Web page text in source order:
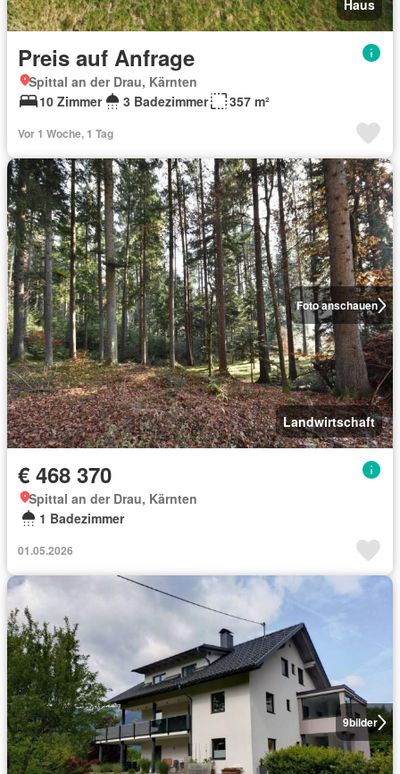
Haus
Preis auf Anfrage
Spittal an der Drau, Kärnten
10 Zimmer
3 Badezimmer 357 m²
Vor 1 Woche, 1 Tag
Foto anschauen
Landwirtschaft
€ 468 370
Spittal an der Drau, Kärnten
1 Badezimmer
01.05.2026
9bilder